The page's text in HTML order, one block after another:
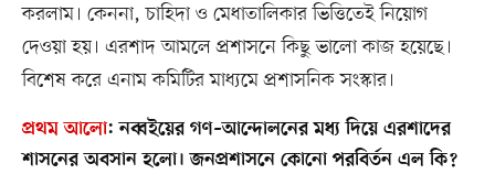
করলাম। কেননা, চাহিদা ও মেধাতালিকার ভিত্তিতেই নিয়োগ
দেওয়া হয়। এরশাদ আমলে প্রশাসনে কিছু ভালো কাজ হয়েছে।
বিশেষ করে এনাম কমিটির মাধ্যমে প্রশাসনিক সংস্কার।
প্রথম আলো:নব্বইয়ের গণ–আন্দোলনের মধ্য দিয়ে এরশাদের
শাসনের অবসান হলো। জনপ্রশাসনে কোনো পরবির্তন এল কি?